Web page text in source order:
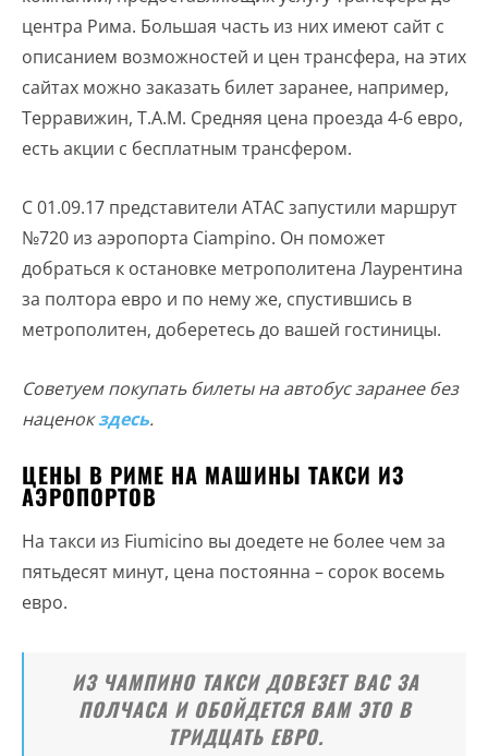
центра Рима. Большая часть из них имеют сайт с
описанием возможностей и цен трансфера, на этих
сайтах можно заказать билет заранее, например,
Терравижин, T.A.M. Средняя цена проезда 4-6 евро,
есть акции с бесплатным трансфером.
С 01.09.17 представители ATAC запустили маршрут
№720 из аэропорта Ciampino. Он поможет
добраться к остановке метрополитена Лаурентина
за полтора евро и по нему же, спустившись в
метрополитен, доберетесь до вашей гостиницы.
Советуем покупать билеты на автобус заранее без
наценокздесь.
ЦЕНЫ В РИМЕ НА МАШИНЫ ТАКСИ ИЗ
АЭРОПОРТОВ
На такси из Fiumicino вы доедете не более чем за
пятьдесят минут, цена постоянна – сорок восемь
евро.
ИЗ ЧАМПИНО ТАКСИ ДОВЕЗЕТ ВАС ЗА
ПОЛЧАСА И ОБОЙДЕТСЯ ВАМ ЭТО В
ТРИДЦАТЬ ЕВРО.